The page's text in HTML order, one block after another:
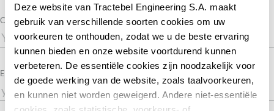
Deze website van Tractebel Engineering S.A. maakt
gebruik van verschillende soorten cookies om uw
voorkeuren te onthouden, zodat we u de beste ervaring
kunnen bieden en onze website voortdurend kunnen
verbeteren. De essentiële cookies zijn noodzakelijk voor
de goede werking van de website, zoals taalvoorkeuren,
en kunnen niet worden geweigerd. Andere niet-essentiële
Company
Email Required